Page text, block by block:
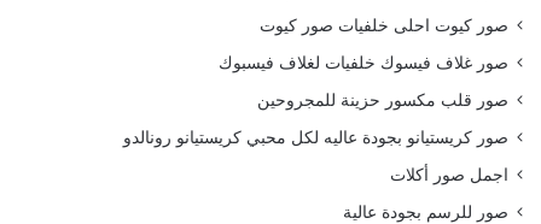
صور كيوت احلى خلفيات صور كيوت
صور غلاف فيسوك خلفيات لغلاف فيسبوك
صور قلب مكسور حزينة للمجروحين
صور كريستيانو بجودة عاليه لكل محبي كريستيانو رونالدو
اجمل صور أكلات
صور للرسم بجودة عالية